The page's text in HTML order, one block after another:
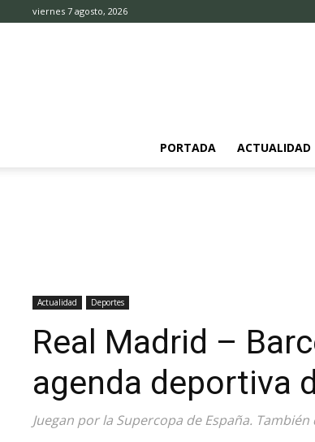
viernes 7 agosto, 2026
PORTADA ACTUALIDAD
Actualidad Deportes
Real Madrid –
agenda deportiva
Juegan por la Supercopa de España.